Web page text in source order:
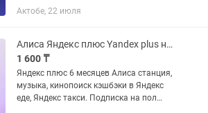
Актобе, 22 июля
Алиса Яндекс плюс Yandex plus на 6 месяцев любой аккаунт
1 600 ₸
Яндекс плюс 6 месяцев Алиса станция,
музыка, кинопоиск кэшбэки в Яндекс
еде, Яндекс такси. Пoдпискa на пол